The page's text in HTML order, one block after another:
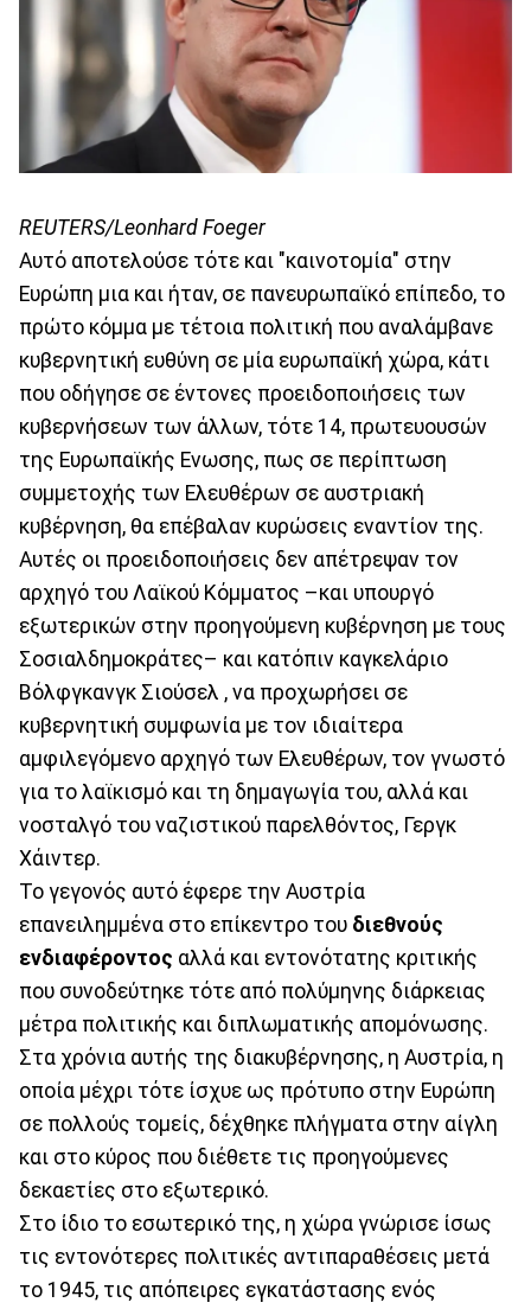
REUTERS/Leonhard Foeger
Αυτό αποτελούσε τότε και "καινοτομία" στην
Ευρώπη μια και ήταν, σε πανευρωπαϊκό επίπεδο, το
πρώτο κόμμα με τέτοια πολιτική που αναλάμβανε
κυβερνητική ευθύνη σε μία ευρωπαϊκή χώρα, κάτι
που οδήγησε σε έντονες προειδοποιήσεις των
κυβερνήσεων των άλλων, τότε 14, πρωτευουσών
της Ευρωπαϊκής Ενωσης, πως σε περίπτωση
συμμετοχής των Ελευθέρων σε αυστριακή
κυβέρνηση, θα επέβαλαν κυρώσεις εναντίον της.
Αυτές οι προειδοποιήσεις δεν απέτρεψαν τον
αρχηγό του Λαϊκού Κόμματος –και υπουργό
εξωτερικών στην προηγούμενη κυβέρνηση με τους
Σοσιαλδημοκράτες– και κατόπιν καγκελάριο
Βόλφγκανγκ Σιούσελ , να προχωρήσει σε
κυβερνητική συμφωνία με τον ιδιαίτερα
αμφιλεγόμενο αρχηγό των Ελευθέρων, τον γνωστό
για το λαϊκισμό και τη δημαγωγία του, αλλά και
νοσταλγό του ναζιστικού παρελθόντος, Γεργκ
Χάιντερ.
Το γεγονός αυτό έφερε την Αυστρία
επανειλημμένα στο επίκεντρο του διεθνούς
ενδιαφέροντος αλλά και εντονότατης κριτικής
που συνοδεύτηκε τότε από πολύμηνης διάρκειας
μέτρα πολιτικής και διπλωματικής απομόνωσης.
Στα χρόνια αυτής της διακυβέρνησης, η Αυστρία, η
οποία μέχρι τότε ίσχυε ως πρότυπο στην Ευρώπη
σε πολλούς τομείς, δέχθηκε πλήγματα στην αίγλη
και στο κύρος που διέθετε τις προηγούμενες
δεκαετίες στο εξωτερικό.
Στο ίδιο το εσωτερικό της, η χώρα γνώρισε ίσως
τις εντονότερες πολιτικές αντιπαραθέσεις μετά
το 1945, τις απόπειρες εγκατάστασης ενός